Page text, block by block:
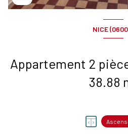
NICE
Appartement 2 pièce(s) 1 chambre(s)